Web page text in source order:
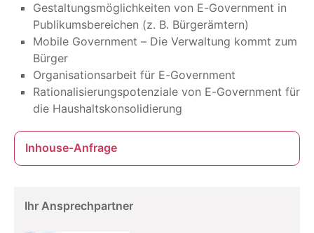
Gestaltungsmöglichkeiten von E-Government in
Publikumsbereichen (z. B. Bürgerämtern)
Mobile Government – Die Verwaltung kommt zum
Bürger
Organisationsarbeit für E-Government
Rationalisierungspotenziale von E-Government für
die Haushaltskonsolidierung
Inhouse-Anfrage
Ihr Ansprechpartner